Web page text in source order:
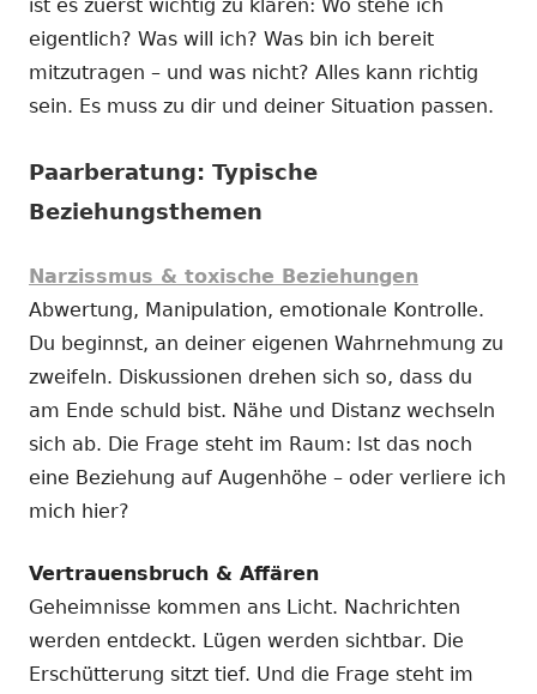
ist es zuerst wichtig zu klären: Wo stehe ich
eigentlich? Was will ich? Was bin ich bereit
mitzutragen – und was nicht? Alles kann richtig
sein. Es muss zu dir und deiner Situation passen.
Paarberatung: Typische
Beziehungsthemen
Narzissmus & toxische Beziehungen
Abwertung, Manipulation, emotionale Kontrolle.
Du beginnst, an deiner eigenen Wahrnehmung zu
zweifeln. Diskussionen drehen sich so, dass du
am Ende schuld bist. Nähe und Distanz wechseln
sich ab. Die Frage steht im Raum: Ist das noch
eine Beziehung auf Augenhöhe – oder verliere ich
mich hier?
Vertrauensbruch & Affären
Geheimnisse kommen ans Licht. Nachrichten
werden entdeckt. Lügen werden sichtbar. Die
Erschütterung sitzt tief. Und die Frage steht im